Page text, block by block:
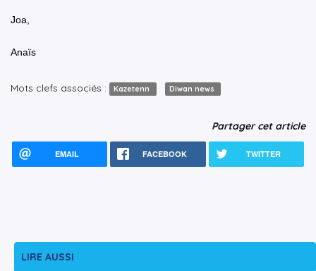
Joa,
Anaïs
Mots clefs associés : Kazetenn Diwan news
Partager cet article
EMAIL FACEBOOK TWITTER
LIRE AUSSI